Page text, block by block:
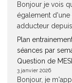
Bonjour je vois
également
adducteur depuis
Plan
séances par
Question de
3 janvier 2026
Bonjour, je